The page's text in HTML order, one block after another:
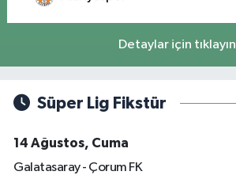
Detaylar için tıklayın
Süper Lig Fikstür
14 Ağustos, Cuma
Galatasaray - Çorum FK